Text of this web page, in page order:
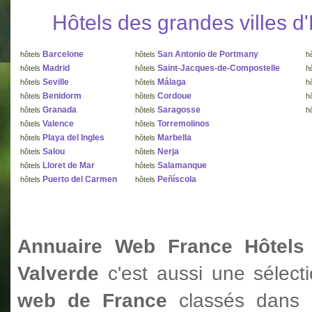
Hôtels des grandes villes
hôtels Barcelone
hôtels Madrid
hôtels Seville
hôtels Benidorm
hôtels Granada
hôtels Valence
hôtels Playa del Ingles
hôtels Salou
hôtels Lloret de Mar
hôtels Puerto del Carmen
hôtels San Antonio de Portmany
hôtels Saint-Jacques-de-Compostelle
hôtels Málaga
hôtels Cordoue
hôtels Saragosse
hôtels Torremolinos
hôtels Marbella
hôtels Nerja
hôtels Salamanque
hôtels Peñíscola
Annuaire Web France
Valverde c'est aussi une
web de France classés